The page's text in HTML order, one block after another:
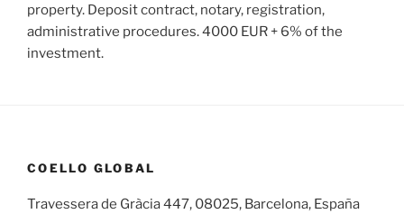
property. Deposit contract, notary, registration,
administrative procedures. 4000 EUR + 6% of the
investment.
COELLO GLOBAL
Travessera de Gràcia 447, 08025, Barcelona, España